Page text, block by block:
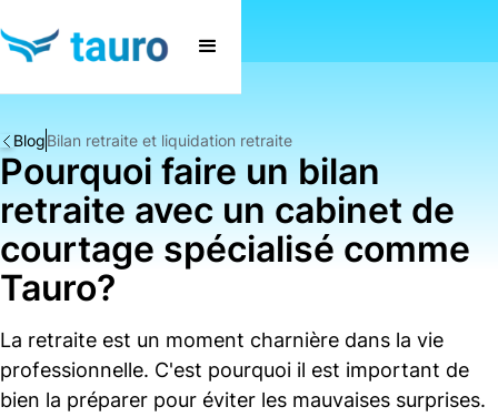
BlogBilan retraite et liquidation retraite
Pourquoi faire un bilan
retraite avec un cabinet de
courtage spécialisé comme
Tauro?
La retraite est un moment charnière dans la vie
professionnelle. C'est pourquoi il est important de
bien la préparer pour éviter les mauvaises surprises.